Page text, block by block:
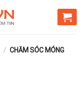
/ CHĂM SÓC MÓNG